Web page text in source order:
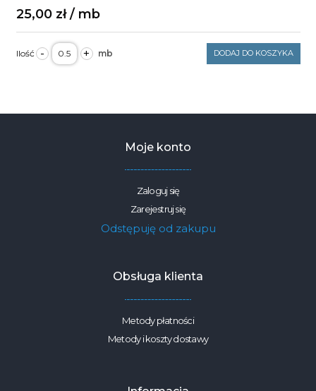
25,00 zł
- ilość
Tkanina
Dzianina
270g/m2,
+ DODAJ DO KOSZYKA
Moje konto
Zaloguj się
Zarejestruj się
Odstępuję od zakupu
Obsługa klienta
Metody płatności
Metody i koszty dostawy